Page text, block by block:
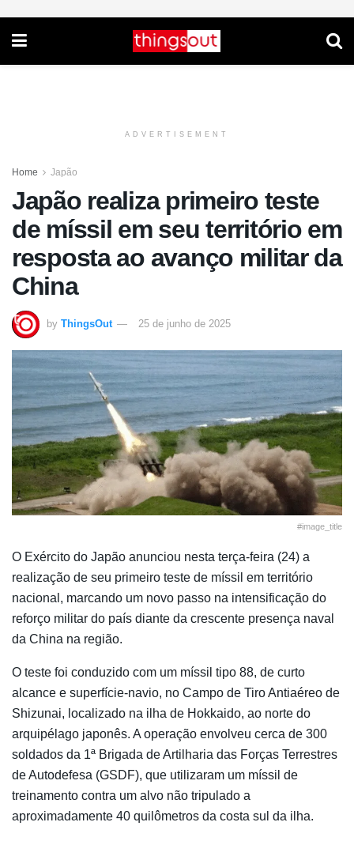
ADVERTISEMENT
Home Japão
Japão realiza primeiro teste
de míssil em seu território em
resposta ao avanço militar da
China
by ThingsOut 25 de junho de 2025
#image_title
O Exército do Japão anunciou nesta terça-feira (24) a
realização de seu primeiro teste de míssil em território
nacional, marcando um novo passo na intensificação do
reforço militar do país diante da crescente presença naval
da China na região.
O teste foi conduzido com um míssil tipo 88, de curto
alcance e superfície-navio, no Campo de Tiro Antiaéreo de
Shizunai, localizado na ilha de Hokkaido, ao norte do
arquipélago japonês. A operação envolveu cerca de 300
soldados da 1ª Brigada de Artilharia das Forças Terrestres
de Autodefesa (GSDF), que utilizaram um míssil de
treinamento contra um alvo não tripulado a
aproximadamente 40 quilômetros da costa sul da ilha.